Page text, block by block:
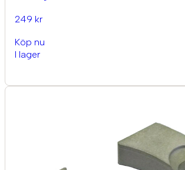
249 kr
Köp nu
I lager